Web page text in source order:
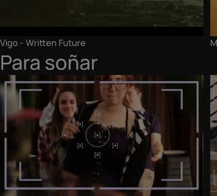
Vigo - Written Future
Para soñar